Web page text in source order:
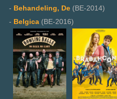
- Behandeling, De (BE-2014)
- Belgica (BE-2016)